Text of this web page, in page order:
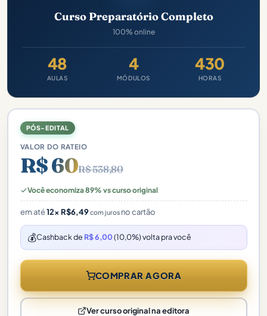
Curso Preparatório Completo
100% online
48
AULAS
4
MÓDULOS
430
HORAS
PÓS-EDITAL
VALOR DO RATEIO
R$ 60R$ 538,80
Você economiza 89% vs curso original
em até12× R$6,49com jurosno cartão
💰Cashback de R$ 6,00(10,0%) volta pra você
COMPRAR AGORA
Ver curso original na editora